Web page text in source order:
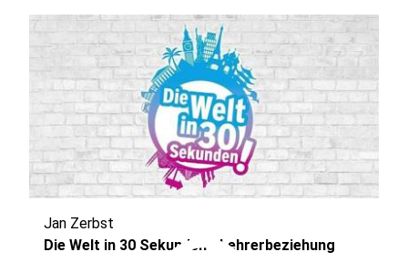
Jan Zerbst
Die Welt in 30 Sekunden - Lehrerbeziehung